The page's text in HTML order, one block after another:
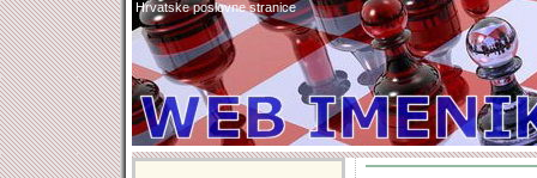
Hrvatske poslovne stranice